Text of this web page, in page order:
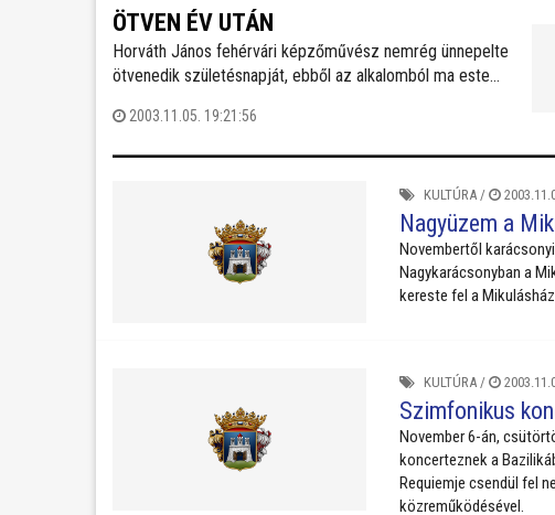
ÖTVEN ÉV UTÁN
Horváth János fehérvári képzőművész nemrég ünnepelte
ötvenedik születésnapját, ebből az alkalomból ma este
2003.11.05. 19:21:56
KULTÚRA/
Nagyüzem a
Novembertől
Nagykarácsonyban a
kereste fel a
KULTÚRA/
Szimfonikus
November 6-án,
koncerteznek a
Requiemje csendül fel
közreműködésével.